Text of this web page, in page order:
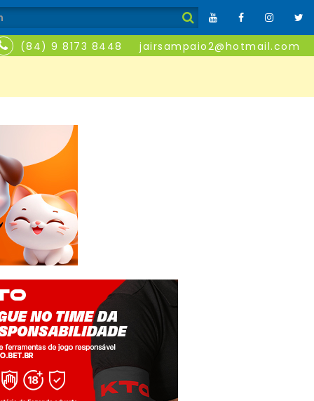
(84) 9 8173 8448 jairsampaio2@hotmail.com